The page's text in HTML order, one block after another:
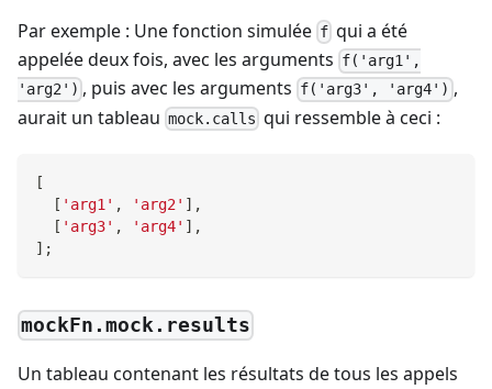
Par exemple : Une fonction simulée f qui a été
appelée deux fois, avec les arguments f('arg1',
'arg2') , puis avec les arguments f('arg3', 'arg4') ,
aurait un tableau mock.calls qui ressemble à ceci :
[
[ 'arg1' , 'arg2' ] ,
[ 'arg3' , 'arg4' ] ,
] ;
mockFn.mock.results
Un tableau contenant les résultats de tous les appels